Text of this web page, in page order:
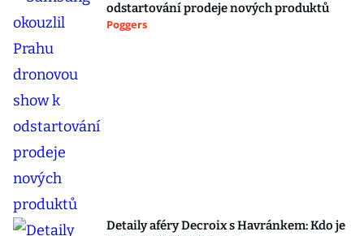
odstartování prodeje nových produktů
Poggers
Detaily aféry Decroix s Havránkem: Kdo je